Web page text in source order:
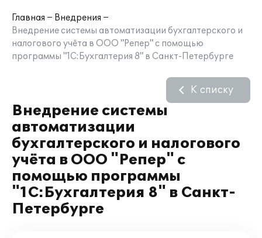
Главная
Внедрения
Внедрение системы автоматизации бухгалтерского и
налогового учёта в ООО "Репер" с помощью
программы "1С:Бухгалтерия 8" в Санкт-Петербурге
Внедрение системы
автоматизации
бухгалтерского и налогового
учёта в ООО "Репер" с
помощью программы
"1С:Бухгалтерия 8" в Санкт-
Петербурге
К списку